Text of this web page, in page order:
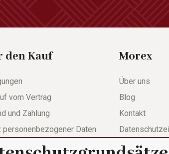
den Kauf
vom Vertrag
und Zahlung
personenbezogener Daten
Morex
Über uns
Blog
Kontakt